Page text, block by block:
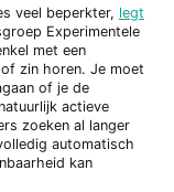
veel beperkter, legt
Experimentele
met een
zin horen. Je moet
of je de
actieve
zoeken al langer
automatisch
kan